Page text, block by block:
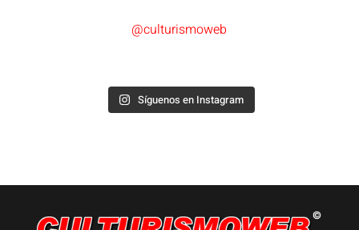
@culturismoweb
Síguenos en Instagram